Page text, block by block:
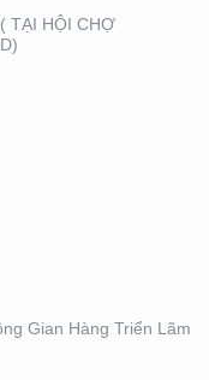
TẠI HỘI CHỢ
Gian Hàng Triển Lãm